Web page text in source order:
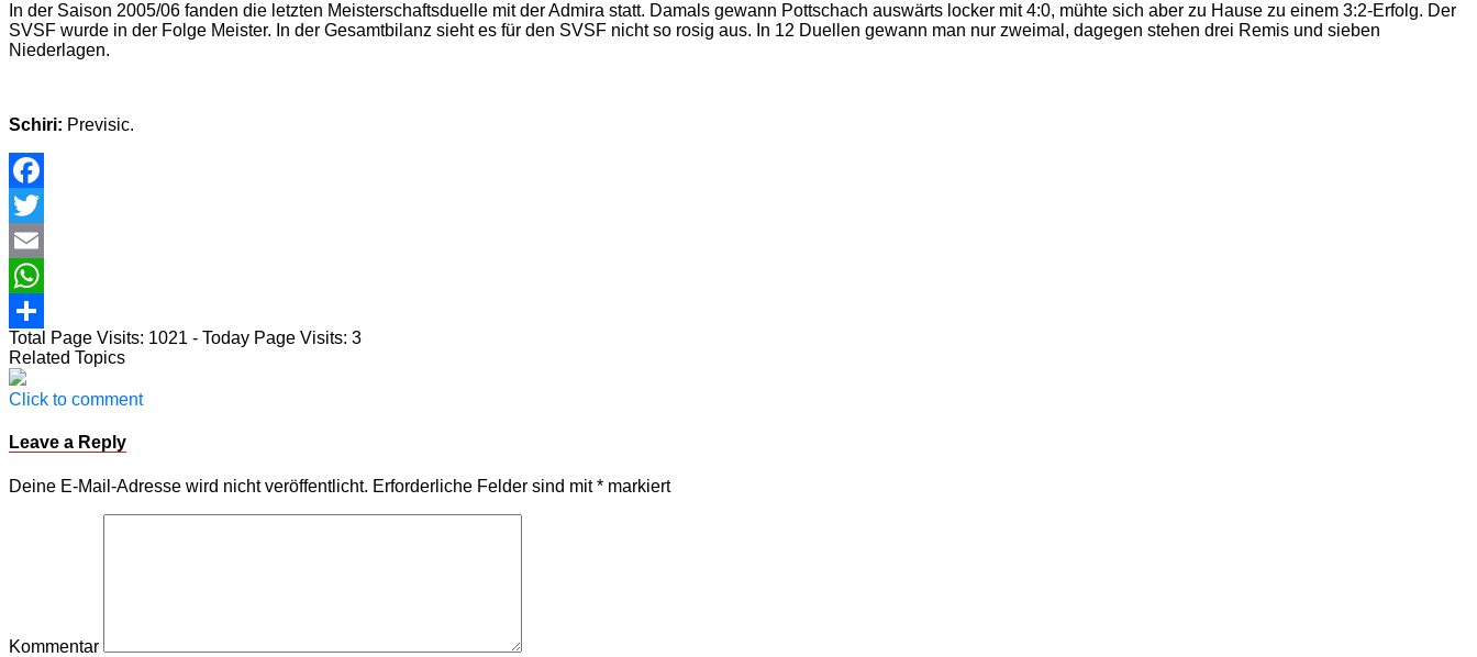
In der Saison 2005/06 fanden die letzten Meisterschaftsduelle mit der Admira statt. Damals gewann Pottschach auswärts locker mit 4:0, mühte sich aber zu Hause zu einem 3:2-Erfolg. Der
SVSF wurde in der Folge Meister. In der Gesamtbilanz sieht es für den SVSF nicht so rosig aus. In 12 Duellen gewann man nur zweimal, dagegen stehen drei Remis und sieben
Niederlagen.
Schiri: Previsic.
Facebook
Twitter
Email
WhatsApp
Teilen
Total Page Visits: 1021 - Today Page Visits: 3
Related Topics
Click to comment
Leave a Reply
Deine E-Mail-Adresse wird nicht veröffentlicht. Erforderliche Felder sind mit* markiert
Kommentar